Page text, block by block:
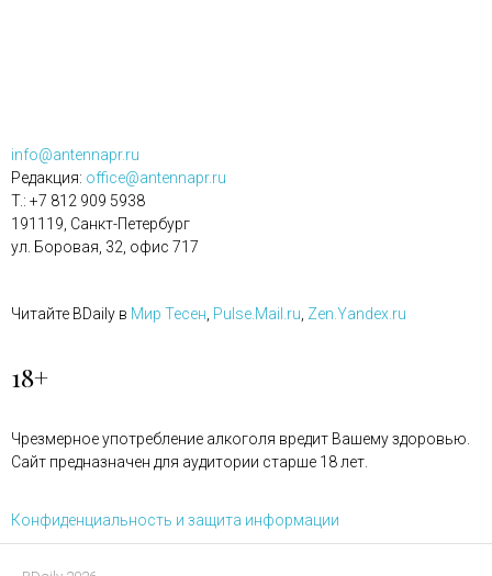
info@antennapr.ru
Редакция: office@antennapr.ru
T.: +7 812 909 5938
191119, Санкт-Петербург
ул. Боровая, 32, офис 717
Читайте BDaily в Мир Тесен, Pulse.Mail.ru, Zen.Yandex.ru
18+
Чрезмерное употребление алкоголя вредит Вашему здоровью.
Сайт предназначен для аудитории старше 18 лет.
Конфиденциальность и защита информации